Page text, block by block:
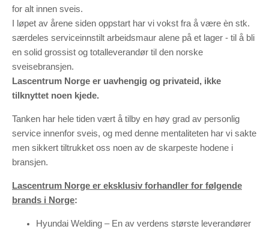
for alt innen sveis.
I løpet av årene siden oppstart har vi vokst fra å være èn stk.
særdeles serviceinnstilt arbeidsmaur alene på et lager - til å bli
en solid grossist og totalleverandør til den norske
sveisebransjen.
Lascentrum Norge er uavhengig og privateid, ikke
tilknyttet noen kjede.
Tanken har hele tiden vært å tilby en høy grad av personlig
service innenfor sveis, og med denne mentaliteten har vi sakte
men sikkert tiltrukket oss noen av de skarpeste hodene i
bransjen.
Lascentrum Norge er eksklusiv forhandler for følgende
brands i Norge:
Hyundai Welding – En av verdens største leverandører